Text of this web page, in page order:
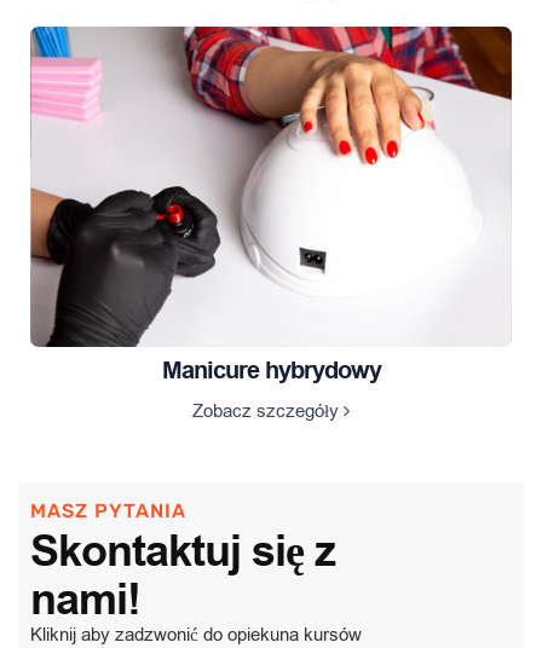
Manicure hybrydowy
Zobacz szczegóły
MASZ PYTANIA
Skontaktuj się z
nami!
Kliknij aby zadzwonić do opiekuna kursów